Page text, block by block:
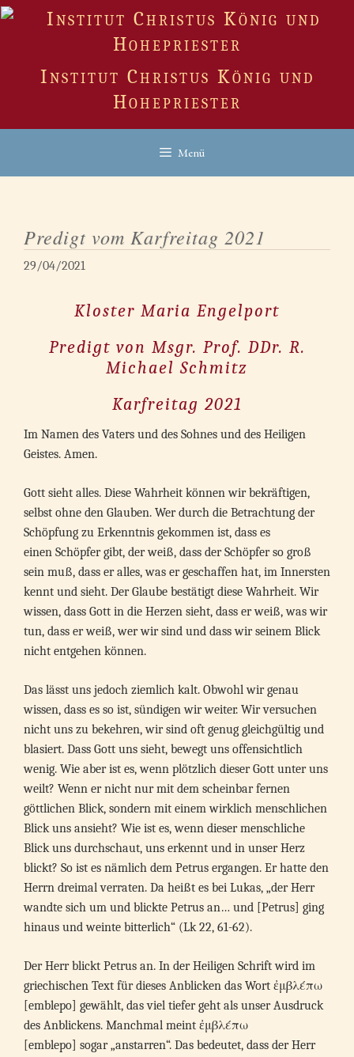
Zum
Institut Christus König und
Hohepriester
Menü
Predigt vom Karfreitag 2021
29/04/2021
Kloster Maria Engelport
Predigt von Msgr. Prof. DDr. R.
Michael Schmitz
Karfreitag 2021
Im Namen des Vaters und des Sohnes und des Heiligen
Geistes. Amen.
Gott sieht alles. Diese Wahrheit können wir bekräftigen,
selbst ohne den Glauben. Wer durch die Betrachtung der
Schöpfung zu Erkenntnis gekommen ist, dass es
einen Schöpfer gibt, der weiß, dass der Schöpfer so groß
sein muß, dass er alles, was er geschaffen hat, im Innersten
kennt und sieht. Der Glaube bestätigt diese Wahrheit. Wir
wissen, dass Gott in die Herzen sieht, dass er weiß, was wir
tun, dass er weiß, wer wir sind und dass wir seinem Blick
nicht entgehen können.
Das lässt uns jedoch ziemlich kalt. Obwohl wir genau
wissen, dass es so ist, sündigen wir weiter. Wir versuchen
nicht uns zu bekehren, wir sind oft genug gleichgültig und
blasiert. Dass Gott uns sieht, bewegt uns offensichtlich
wenig. Wie aber ist es, wenn plötzlich dieser Gott unter uns
weilt? Wenn er nicht nur mit dem scheinbar fernen
göttlichen Blick, sondern mit einem wirklich menschlichen
Blick uns ansieht? Wie ist es, wenn dieser menschliche
Blick uns durchschaut, uns erkennt und in unser Herz
blickt? So ist es nämlich dem Petrus ergangen. Er hatte den
Herrn dreimal verraten. Da heißt es bei Lukas, „der Herr
wandte sich um und blickte Petrus an… und [Petrus] ging
hinaus und weinte bitterlich“ (Lk 22, 61-62).
Der Herr blickt Petrus an. In der Heiligen Schrift wird im
griechischen Text für dieses Anblicken das Wort ἐμβλέπω
[emblepo] gewählt, das viel tiefer geht als unser Ausdruck
des Anblickens. Manchmal meint ἐμβλέπω
[emblepo] sogar „anstarren“. Das bedeutet, dass der Herr